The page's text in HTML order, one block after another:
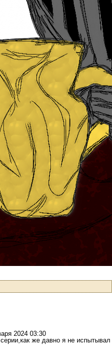
2024 03:30
же давно я не испытывал